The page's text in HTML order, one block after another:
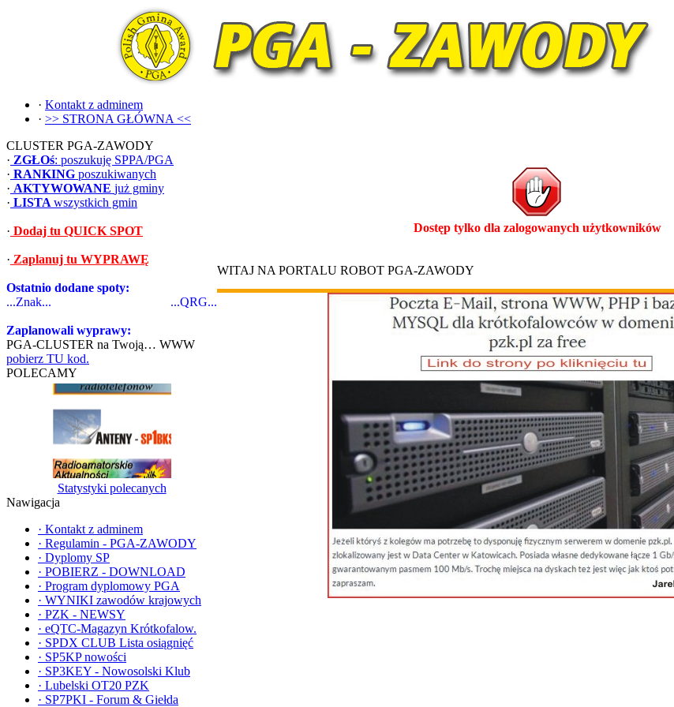
· Kontakt z adminem
· >> STRONA GŁÓWNA <<
CLUSTER PGA-ZAWODY
· ZGŁOś: poszukuję SPPA/PGA
· RANKING poszukiwanych
· AKTYWOWANE już gminy
· LISTA wszystkich gmin
· Dodaj tu QUICK SPOT
· Zaplanuj tu WYPRAWĘ
Ostatnio dodane spoty:
...Znak...
...QRG...
Zaplanowali wyprawy:
PGA-CLUSTER na Twoją… WWW
pobierz TU kod.
POLECAMY
Statystyki polecanych
Nawigacja
· Kontakt z adminem
· Regulamin - PGA-ZAWODY
· Dyplomy SP
· POBIERZ - DOWNLOAD
· Program dyplomowy PGA
· WYNIKI zawodów krajowych
· PZK - NEWSY
· eQTC-Magazyn Krótkofalow.
· SPDX CLUB Lista osiągnięć
· SP5KP nowości
· SP3KEY - Nowosolski Klub
· Lubelski OT20 PZK
· SP7PKI - Forum & Giełda
Dostęp tylko dla zalogowanych użytkowników
WITAJ NA PORTALU ROBOT PGA-ZAWODY